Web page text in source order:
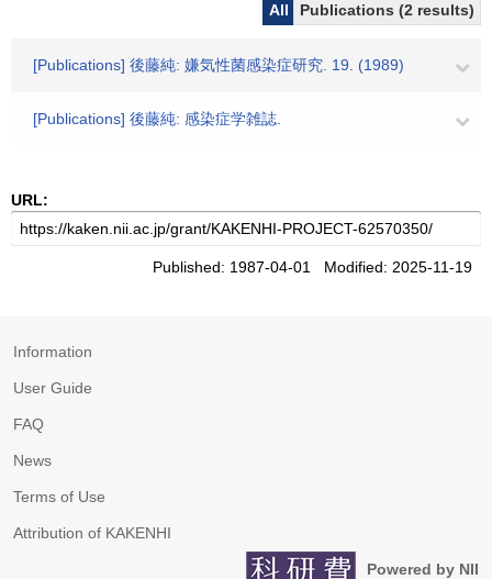
All
Publications (2 results)
[Publications] 後藤純: 嫌気性菌感染症研究. 19. (1989)
[Publications] 後藤純: 感染症学雑誌.
URL:
Published: 1987-04-01 Modified: 2025-11-19
Information
User Guide
FAQ
News
Terms of Use
Attribution of KAKENHI
Powered by NII